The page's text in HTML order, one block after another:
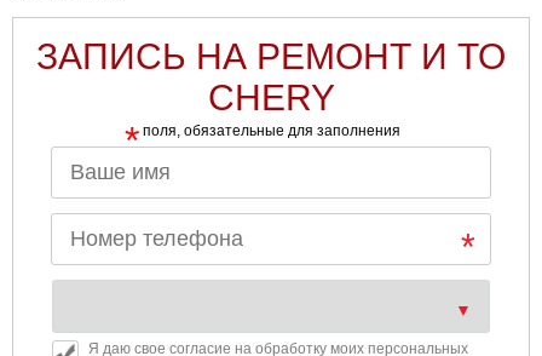
ЗАПИСЬ НА РЕМОНТ И ТО
CHERY
* поля, обязательные для заполнения
Я даю свое согласие на обработку моих персональных